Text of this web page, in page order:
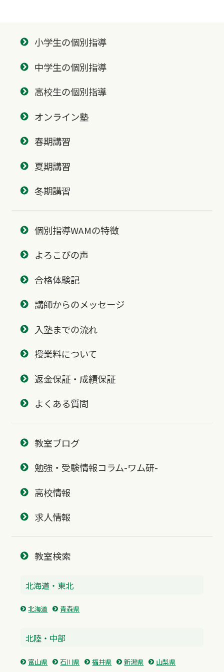
小学生の個別指導
中学生の個別指導
高校生の個別指導
オンライン塾
春期講習
夏期講習
冬期講習
個別指導WAMの特徴
よろこびの声
合格体験記
講師からのメッセージ
入塾までの流れ
授業料について
返金保証・成績保証
よくある質問
教室ブログ
勉強・受験情報コラム-ワム研-
高校情報
求人情報
教室検索
北海道・東北
北海道 青森県
北陸・中部
富山県 石川県 福井県 新潟県
山梨県